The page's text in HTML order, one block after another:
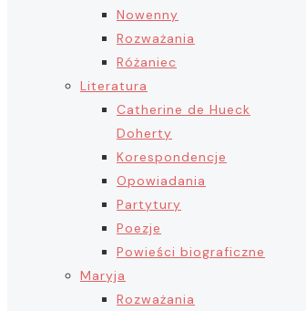
Nowenny
Rozważania
Różaniec
Literatura
Catherine de Hueck
Doherty
Korespondencje
Opowiadania
Partytury
Poezje
Powieści biograficzne
Maryja
Rozważania